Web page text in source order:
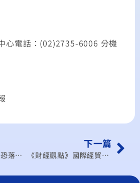
電話：(02)2735-6006 分機
學者：ECFA進度 恐落後中韓FTA
下一篇
《財經觀點》國際經貿非獨角戲 FTA端看兩岸互信否